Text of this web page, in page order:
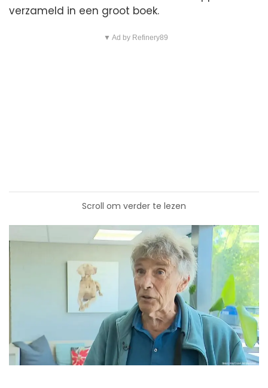
verzameld in een groot boek.
▼ Ad by Refinery89
Scroll om verder te lezen